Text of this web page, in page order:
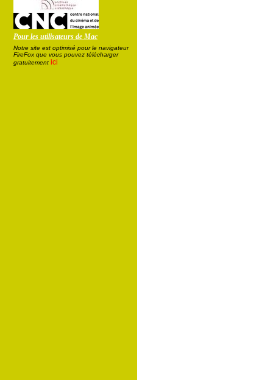
Pour les utilisateurs de Mac
Notre site est optimisé pour le navigateur
FireFox que vous pouvez télécharger
gratuitement ici